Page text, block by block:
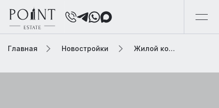
Главная Новостройки Жилой комплекс vesper kutuzovsky (веспер кутузовский)